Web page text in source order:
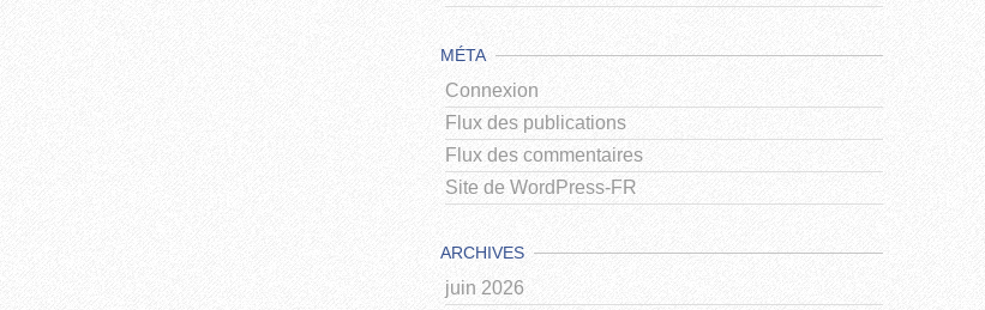
MÉTA
Connexion
Flux des publications
Flux des commentaires
Site de WordPress-FR
ARCHIVES
juin 2026